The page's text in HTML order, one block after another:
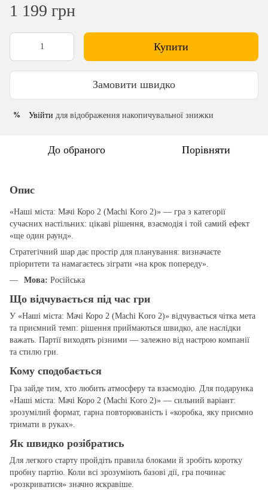
1 199 грн
Купити
Замовити швидко
% Увійти для відображення накопичувальної знижки
До обраного Порівняти
Опис
«Наші міста: Мачі Коро 2 (Machi Koro 2)» — гра з категорії
сучасних настільних: цікаві рішення, взаємодія і той самий ефект
«ще один раунд».
Стратегічний шар дає простір для планування: визначаєте
пріоритети та намагаєтесь зіграти «на крок попереду».
Мова: Російська
Що відчувається під час гри
У «Наші міста: Мачі Коро 2 (Machi Koro 2)» відчувається чітка мета
та приємний темп: рішення приймаються швидко, але наслідки
важать. Партії виходять різними — залежно від настрою компанії
та стилю гри.
Кому сподобається
Гра зайде тим, хто любить атмосферу та взаємодію. Для подарунка
«Наші міста: Мачі Коро 2 (Machi Koro 2)» — сильний варіант:
зрозумілий формат, гарна повторюваність і «коробка, яку приємно
тримати в руках».
Як швидко розібратись
Для легкого старту пройдіть правила блоками й зробіть коротку
пробну партію. Коли всі зрозуміють базові дії, гра починає
«розкриватися» значно яскравіше.